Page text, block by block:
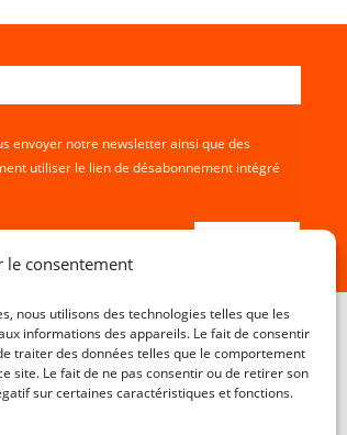
le consentement
nous utilisons des technologies telles que les
informations des appareils. Le fait de consentir
traiter des données telles que le comportement
site. Le fait de ne pas consentir ou de retirer son
sur certaines caractéristiques et fonctions.
envoyer notre newsletter ainsi que des
utiliser le lien de désabonnement intégré
Clients